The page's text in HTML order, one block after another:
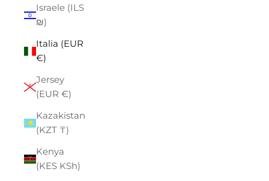
Israele (ILS
₪)
Italia (EUR
€)
Jersey
(EUR €)
Kazakistan
(KZT ₸)
Kenya
(KES KSh)